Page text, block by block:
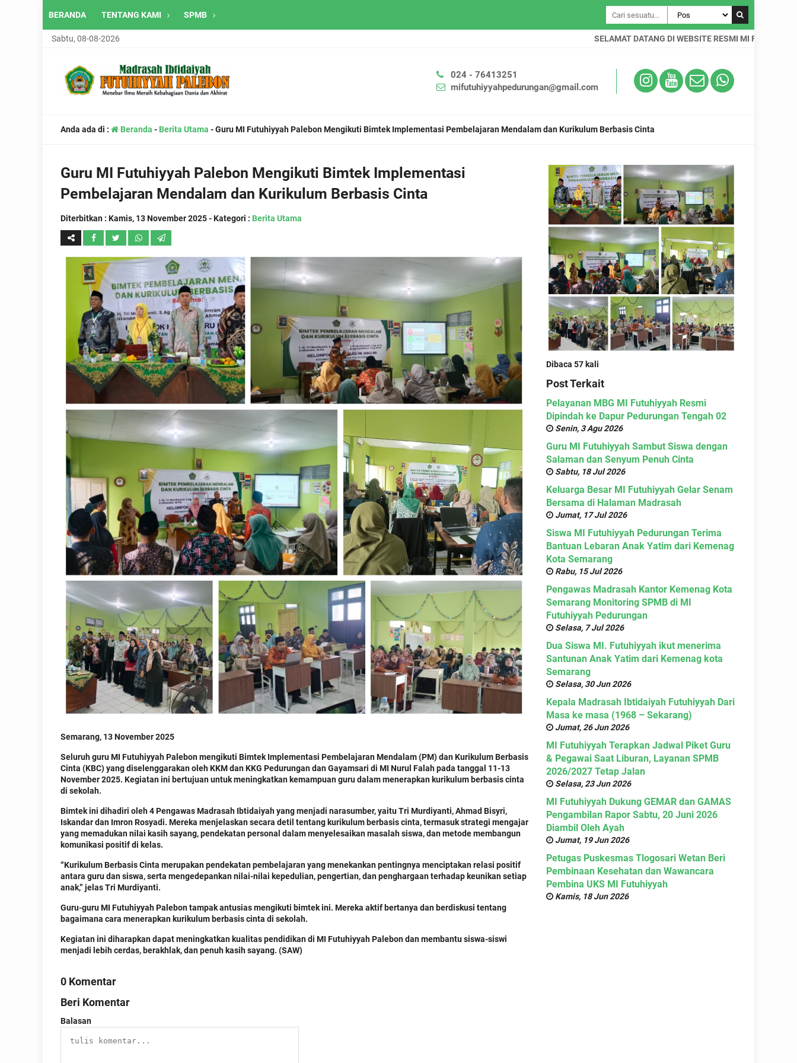
BERANDA TENTANG KAMI SPMB
Sabtu, 08-08-2026 SELAMAT DATANG DI WEBSITE RESMI MI FUTUHIYYAH
024 - 76413251
mifutuhiyyahpedurungan@gmail.com
Anda ada di : Beranda - Berita Utama -Guru MI Futuhiyyah Palebon Mengikuti Bimtek Implementasi Pembelajaran Mendalam dan Kurikulum Berbasis Cinta
Guru MI Futuhiyyah Palebon Mengikuti Bimtek Implementasi
Pembelajaran Mendalam dan Kurikulum Berbasis Cinta
Diterbitkan : Kamis, 13 November 2025- Kategori : Berita Utama
Semarang, 13 November 2025
Seluruh guru MI Futuhiyyah Palebon mengikuti Bimtek Implementasi Pembelajaran Mendalam (PM) dan Kurikulum Berbasis
Cinta (KBC) yang diselenggarakan oleh KKM dan KKG Pedurungan dan Gayamsari di MI Nurul Falah pada tanggal 11-13
November 2025. Kegiatan ini bertujuan untuk meningkatkan kemampuan guru dalam menerapkan kurikulum berbasis cinta
di sekolah.
Bimtek ini dihadiri oleh 4 Pengawas Madrasah Ibtidaiyah yang menjadi narasumber, yaitu Tri Murdiyanti, Ahmad Bisyri,
Iskandar dan Imron Rosyadi. Mereka menjelaskan secara detil tentang kurikulum berbasis cinta, termasuk strategi mengajar
yang memadukan nilai kasih sayang, pendekatan personal dalam menyelesaikan masalah siswa, dan metode membangun
komunikasi positif di kelas.
“Kurikulum Berbasis Cinta merupakan pendekatan pembelajaran yang menekankan pentingnya menciptakan relasi positif
antara guru dan siswa, serta mengedepankan nilai-nilai kepedulian, pengertian, dan penghargaan terhadap keunikan setiap
anak,” jelas Tri Murdiyanti.
Guru-guru MI Futuhiyyah Palebon tampak antusias mengikuti bimtek ini. Mereka aktif bertanya dan berdiskusi tentang
bagaimana cara menerapkan kurikulum berbasis cinta di sekolah.
Kegiatan ini diharapkan dapat meningkatkan kualitas pendidikan di MI Futuhiyyah Palebon dan membantu siswa-siswi
menjadi lebih cerdas, berakhlak, dan penuh kasih sayang. (SAW)
0 Komentar
Beri Komentar
Balasan
Dibaca 57 kali
Post Terkait
Pelayanan MBG MI Futuhiyyah Resmi
Dipindah ke Dapur Pedurungan Tengah 02
Senin, 3 Agu 2026
Guru MI Futuhiyyah Sambut Siswa dengan
Salaman dan Senyum Penuh Cinta
Sabtu, 18 Jul 2026
Keluarga Besar MI Futuhiyyah Gelar Senam
Bersama di Halaman Madrasah
Jumat, 17 Jul 2026
Siswa MI Futuhiyyah Pedurungan Terima
Bantuan Lebaran Anak Yatim dari Kemenag
Kota Semarang
Rabu, 15 Jul 2026
Pengawas Madrasah Kantor Kemenag Kota
Semarang Monitoring SPMB di MI
Futuhiyyah Pedurungan
Selasa, 7 Jul 2026
Dua Siswa MI. Futuhiyyah ikut menerima
Santunan Anak Yatim dari Kemenag kota
Semarang
Selasa, 30 Jun 2026
Kepala Madrasah Ibtidaiyah Futuhiyyah Dari
Masa ke masa (1968 – Sekarang)
Jumat, 26 Jun 2026
MI Futuhiyyah Terapkan Jadwal Piket Guru
& Pegawai Saat Liburan, Layanan SPMB
2026/2027 Tetap Jalan
Selasa, 23 Jun 2026
MI Futuhiyyah Dukung GEMAR dan GAMAS
Pengambilan Rapor Sabtu, 20 Juni 2026
Diambil Oleh Ayah
Jumat, 19 Jun 2026
Petugas Puskesmas Tlogosari Wetan Beri
Pembinaan Kesehatan dan Wawancara
Pembina UKS MI Futuhiyyah
Kamis, 18 Jun 2026